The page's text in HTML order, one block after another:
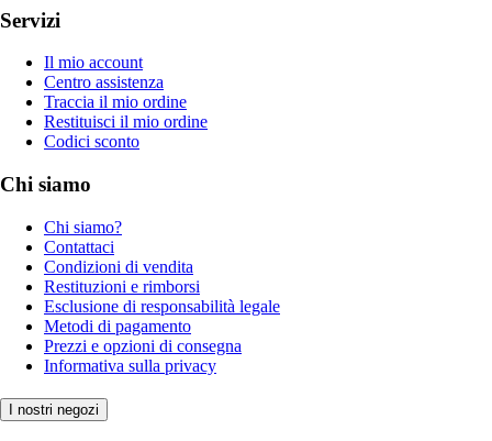
Servizi
Il mio account
Centro assistenza
Traccia il mio ordine
Restituisci il mio ordine
Codici sconto
Chi siamo
Chi siamo?
Contattaci
Condizioni di vendita
Restituzioni e rimborsi
Esclusione di responsabilità legale
Metodi di pagamento
Prezzi e opzioni di consegna
Informativa sulla privacy
I nostri negozi